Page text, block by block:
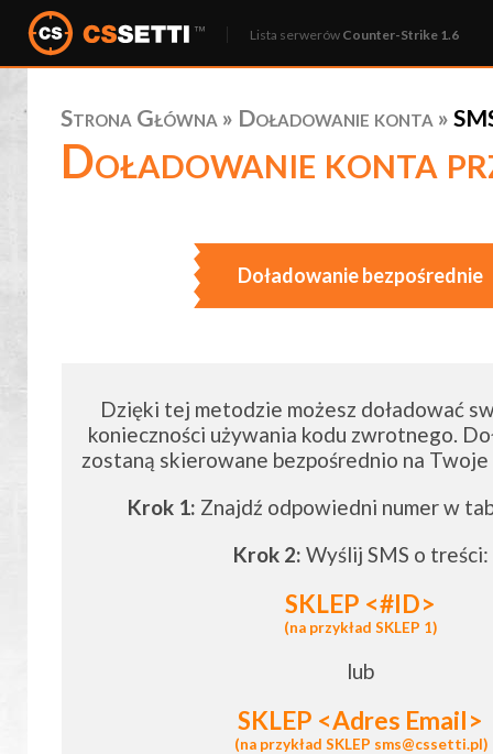
Lista serwerów Counter-Strike 1.6
Strona Główna » Doładowanie konta »
Doładowanie konta
Doładowanie bezpośrednie
Dzięki tej metodzie możesz doładować
konieczności używania kodu zwrotnego.
zostaną skierowane bezpośrednio na Twoje
Krok 1: Znajdź odpowiedni numer w
Krok 2: Wyślij SMS o treści:
SKLEP <#ID>
(na przykład SKLEP 1)
lub
SKLEP <Adres Email>
(na przykład SKLEP sms@cssetti.pl)